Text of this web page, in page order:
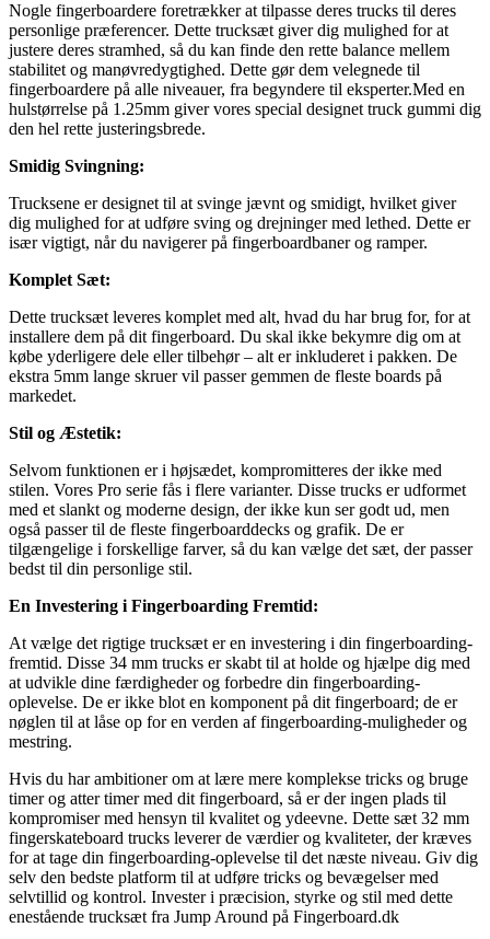
Nogle fingerboardere foretrækker at tilpasse deres trucks til deres
personlige præferencer. Dette trucksæt giver dig mulighed for at
justere deres stramhed, så du kan finde den rette balance mellem
stabilitet og manøvredygtighed. Dette gør dem velegnede til
fingerboardere på alle niveauer, fra begyndere til eksperter.Med en
hulstørrelse på 1.25mm giver vores special designet truck gummi dig
den hel rette justeringsbrede.
Smidig Svingning:
Trucksene er designet til at svinge jævnt og smidigt, hvilket giver
dig mulighed for at udføre sving og drejninger med lethed. Dette er
især vigtigt, når du navigerer på fingerboardbaner og ramper.
Komplet Sæt:
Dette trucksæt leveres komplet med alt, hvad du har brug for, for at
installere dem på dit fingerboard. Du skal ikke bekymre dig om at
købe yderligere dele eller tilbehør – alt er inkluderet i pakken. De
ekstra 5mm lange skruer vil passer gemmen de fleste boards på
markedet.
Stil og Æstetik:
Selvom funktionen er i højsædet, kompromitteres der ikke med
stilen. Vores Pro serie fås i flere varianter. Disse trucks er udformet
med et slankt og moderne design, der ikke kun ser godt ud, men
også passer til de fleste fingerboarddecks og grafik. De er
tilgængelige i forskellige farver, så du kan vælge det sæt, der passer
bedst til din personlige stil.
En Investering i Fingerboarding Fremtid:
At vælge det rigtige trucksæt er en investering i din fingerboarding-
fremtid. Disse 34 mm trucks er skabt til at holde og hjælpe dig med
at udvikle dine færdigheder og forbedre din fingerboarding-
oplevelse. De er ikke blot en komponent på dit fingerboard; de er
nøglen til at låse op for en verden af fingerboarding-muligheder og
mestring.
Hvis du har ambitioner om at lære mere komplekse tricks og bruge
timer og atter timer med dit fingerboard, så er der ingen plads til
kompromiser med hensyn til kvalitet og ydeevne. Dette sæt 32 mm
fingerskateboard trucks leverer de værdier og kvaliteter, der kræves
for at tage din fingerboarding-oplevelse til det næste niveau. Giv dig
selv den bedste platform til at udføre tricks og bevægelser med
selvtillid og kontrol. Invester i præcision, styrke og stil med dette
enestående trucksæt fra Jump Around på Fingerboard.dk